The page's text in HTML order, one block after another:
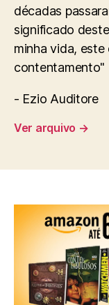
décadas
significado
minha vida,
contentamento"
- Ezio Auditore
Ver arquivo →